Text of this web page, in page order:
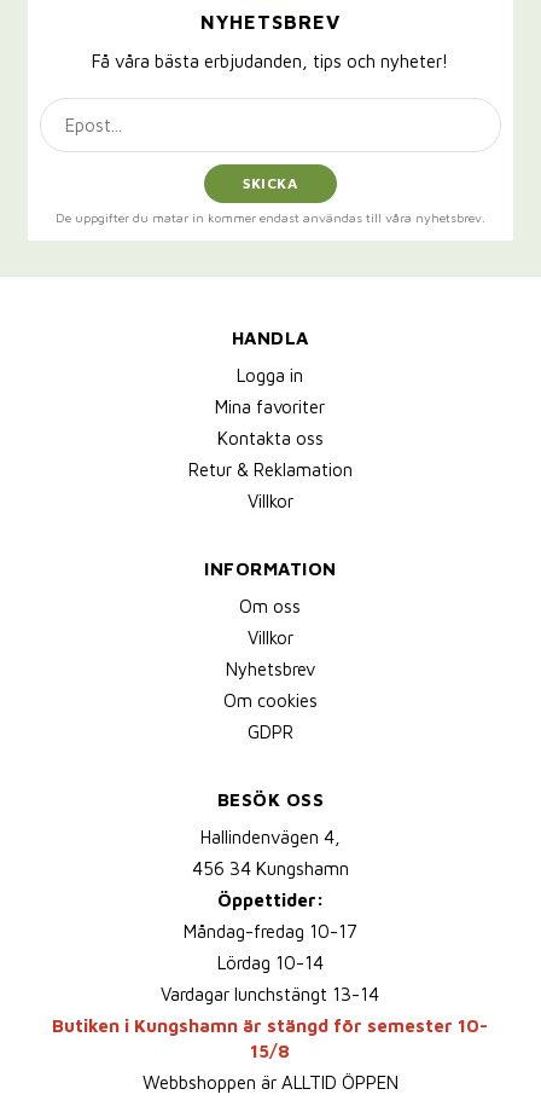
NYHETSBREV
Få våra bästa erbjudanden, tips och nyheter!
SKICKA
De uppgifter du matar in kommer endast användas till våra nyhetsbrev.
HANDLA
Logga in
Mina favoriter
Kontakta oss
Retur & Reklamation
Villkor
INFORMATION
Om oss
Villkor
Nyhetsbrev
Om cookies
GDPR
BESÖK OSS
Hallindenvägen 4,
456 34 Kungshamn
Öppettider:
Måndag-fredag 10-17
Lördag 10-14
Vardagar lunchstängt 13-14
Butiken i Kungshamn är stängd för semester 10-
15/8
Webbshoppen är ALLTID ÖPPEN